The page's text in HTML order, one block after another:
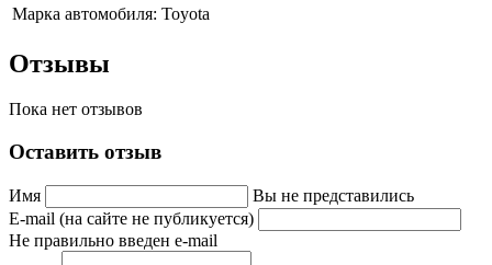
Марка автомобиля: Toyota
Отзывы
Пока нет отзывов
Оставить отзыв
Имя
Вы не представились
E-mail (на сайте не публикуется)
Не правильно введен e-mail